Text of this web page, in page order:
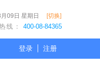
09日 星期日 [切换]
线： 400-08-84365
登录 注册